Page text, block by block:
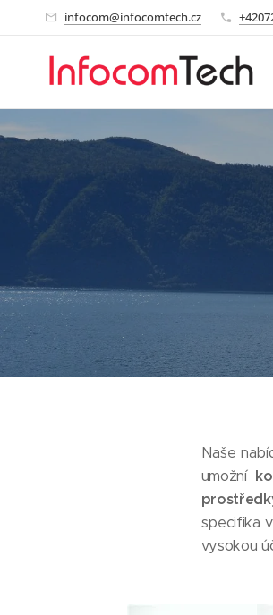
infocom@infocomtech.cz
Naše
umožní
specifika
vysokou